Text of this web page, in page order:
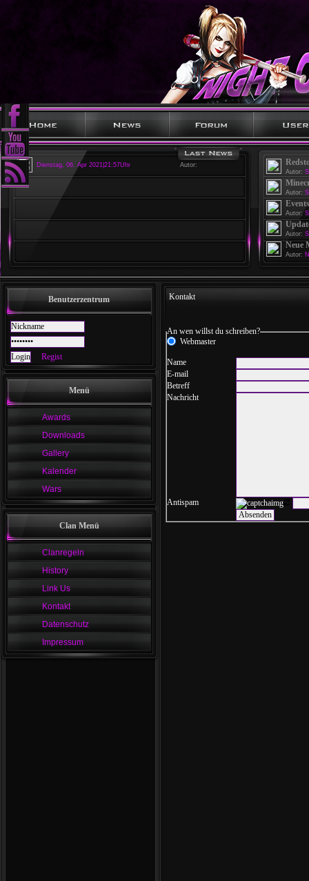
Dienstag, 06. Apr 2021|21:57Uhr Autor:
Autor:
Autor:
Autor:
Autor:
Neue
Autor:
Benutzerzentrum
Regist
Menü
Awards
Downloads
Gallery
Kalender
Wars
Clan Menü
Clanregeln
History
Link Us
Kontakt
Datenschutz
Impressum
Kontakt
An wen willst du schreiben?
Webmaster
Name
E-mail
Betreff
Nachricht
Antispam